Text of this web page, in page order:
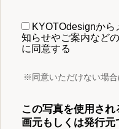
KYOTOdesignか
知らせやご案内など
に同意する
※同意いただけない場合
この写真を使用さ
画元もしくは発行元